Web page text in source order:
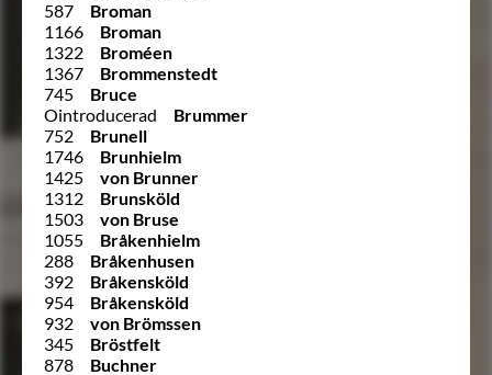
587
Broman
1166
Broman
1322
Broméen
1367
Brommenstedt
745
Bruce
Ointroducerad
Brummer
752
Brunell
1746
Brunhielm
1425
von Brunner
1312
Brunsköld
1503
von Bruse
1055
Bråkenhielm
288
Bråkenhusen
392
Bråkensköld
954
Bråkensköld
932
von Brömssen
345
Bröstfelt
878
Buchner